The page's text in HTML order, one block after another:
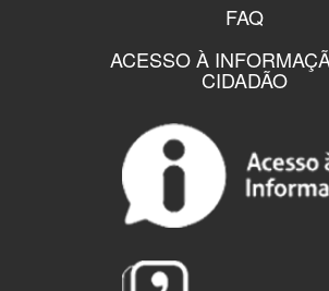
FAQ
ACESSO À
CIDADÃO